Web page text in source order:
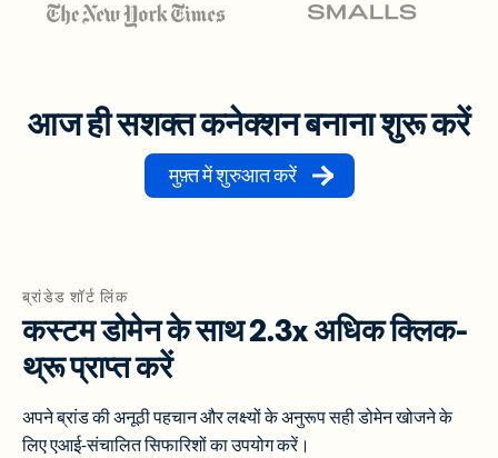
आज ही सशक्त कनेक्शन बनाना शुरू करें
मुफ़्त में शुरुआत करें
ब्रांडेड शॉर्ट लिंक
कस्टम डोमेन के साथ 2.3x अधिक क्लिक-
थ्रू प्राप्त करें
अपने ब्रांड की अनूठी पहचान और लक्ष्यों के अनुरूप सही डोमेन खोजने के
लिए एआई-संचालित सिफारिशों का उपयोग करें।